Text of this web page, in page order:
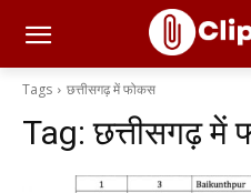
Tags छत्तीसगढ़ में फोकस
Tag:छत्तीसगढ़ में